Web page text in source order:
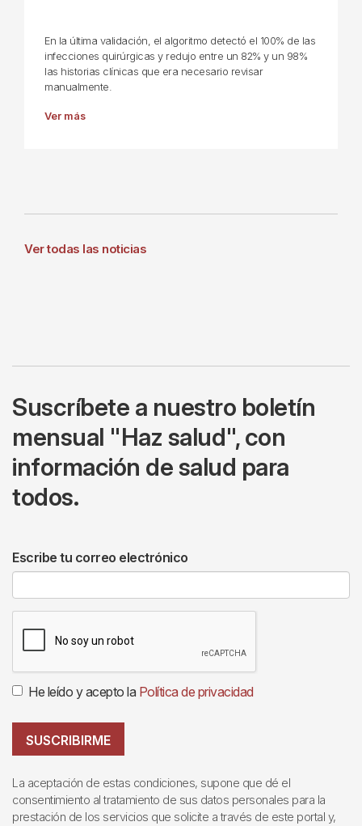
En la última validación, el algoritmo detectó el 100% de las
infecciones quirúrgicas y redujo entre un 82% y un 98%
las historias clínicas que era necesario revisar
manualmente.
Ver más
Ver todas las noticias
Suscríbete a nuestro boletín
mensual "Haz salud", con
información de salud para
todos.
Escribe tu correo electrónico
He leído y acepto la Política de privacidad
SUSCRIBIRME
La aceptación de estas condiciones, supone que dé el
consentimiento al tratamiento de sus datos personales para la
prestación de los servicios que solicite a través de este portal y,